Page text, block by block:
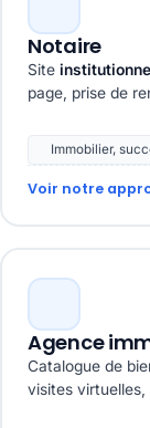
Notaire
Site
page, prise de
Immobilier,
Voir notre
Agence
Catalogue de
visites virtuelles,